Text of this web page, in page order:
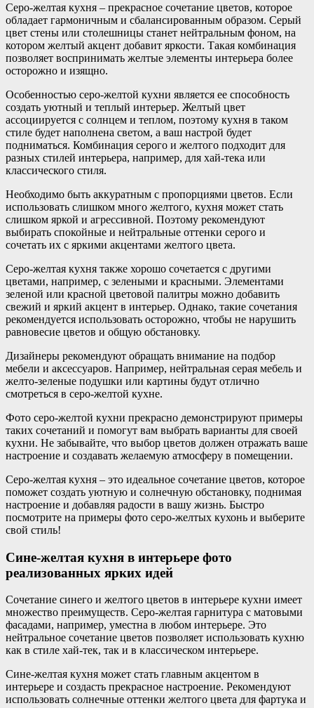
Серо-желтая кухня – прекрасное сочетание цветов, которое
обладает гармоничным и сбалансированным образом. Серый
цвет стены или столешницы станет нейтральным фоном, на
котором желтый акцент добавит яркости. Такая комбинация
позволяет воспринимать желтые элементы интерьера более
осторожно и изящно.
Особенностью серо-желтой кухни является ее способность
создать уютный и теплый интерьер. Желтый цвет
ассоциируется с солнцем и теплом, поэтому кухня в таком
стиле будет наполнена светом, а ваш настрой будет
подниматься. Комбинация серого и желтого подходит для
разных стилей интерьера, например, для хай-тека или
классического стиля.
Необходимо быть аккуратным с пропорциями цветов. Если
использовать слишком много желтого, кухня может стать
слишком яркой и агрессивной. Поэтому рекомендуют
выбирать спокойные и нейтральные оттенки серого и
сочетать их с яркими акцентами желтого цвета.
Серо-желтая кухня также хорошо сочетается с другими
цветами, например, с зелеными и красными. Элементами
зеленой или красной цветовой палитры можно добавить
свежий и яркий акцент в интерьер. Однако, такие сочетания
рекомендуется использовать осторожно, чтобы не нарушить
равновесие цветов и общую обстановку.
Дизайнеры рекомендуют обращать внимание на подбор
мебели и аксессуаров. Например, нейтральная серая мебель и
желто-зеленые подушки или картины будут отлично
смотреться в серо-желтой кухне.
Фото серо-желтой кухни прекрасно демонстрируют примеры
таких сочетаний и помогут вам выбрать варианты для своей
кухни. Не забывайте, что выбор цветов должен отражать ваше
настроение и создавать желаемую атмосферу в помещении.
Серо-желтая кухня – это идеальное сочетание цветов, которое
поможет создать уютную и солнечную обстановку, поднимая
настроение и добавляя радости в вашу жизнь. Быстро
посмотрите на примеры фото серо-желтых кухонь и выберите
свой стиль!
Сине-желтая кухня в интерьере фото
реализованных ярких идей
Сочетание синего и желтого цветов в интерьере кухни имеет
множество преимуществ. Серо-желтая гарнитура с матовыми
фасадами, например, уместна в любом интерьере. Это
нейтральное сочетание цветов позволяет использовать кухню
как в стиле хай-тек, так и в классическом интерьере.
Сине-желтая кухня может стать главным акцентом в
интерьере и создасть прекрасное настроение. Рекомендуют
использовать солнечные оттенки желтого цвета для фартука и